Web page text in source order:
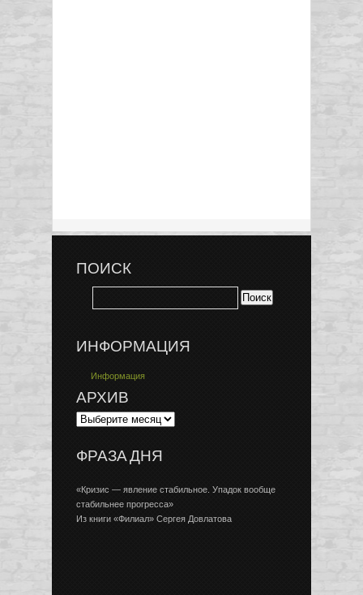
ПОИСК
ИНФОРМАЦИЯ
Информация
АРХИВ
ФРАЗА ДНЯ
«Кризис — явление стабильное. Упадок вообще
стабильнее прогресса»
Из книги «Филиал» Сергея Довлатова